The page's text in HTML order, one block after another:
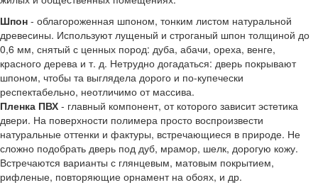
Шпон - облагороженная шпоном, тонким листом натуральной
древесины. Используют лущеный и строганый шпон толщиной до
0,6 мм, снятый с ценных пород: дуба, абачи, ореха, венге,
красного дерева и т. д. Нетрудно догадаться: дверь покрывают
шпоном, чтобы та выглядела дорого и по-купечески
респектабельно, неотличимо от массива.
Пленка ПВХ - главный компонент, от которого зависит эстетика
двери. На поверхности полимера просто воспроизвести
натуральные оттенки и фактуры, встречающиеся в природе. Не
сложно подобрать дверь под дуб, мрамор, шелк, дорогую кожу.
Встречаются варианты с глянцевым, матовым покрытием,
рифленые, повторяющие орнамент на обоях, и др.